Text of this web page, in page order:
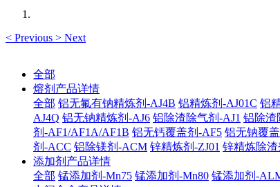
< Previous > Next
全部
熔剂产品详情
全部 铝无氟有钠精炼剂-AJ4B 铝精炼剂-AJ01C 铝
AJ4Q 铝无钠精炼剂-AJ6 铝除渣除气剂-AJ1 铝除渣
剂-AF1/AF1A/AF1B 铝无钙覆盖剂-AF5 铝无钠覆
剂-ACC 铝除镁剂-ACM 锌精炼剂-ZJ01 锌精炼除渣
添加剂产品详情
全部 锰添加剂-Mn75 锰添加剂-Mn80 锰添加剂-